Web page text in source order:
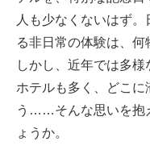
人も少なくないはず
る非日常の体験は、何
しかし、近年では多
ホテルも多く、どこに
う……そんな思いを抱
ょうか。